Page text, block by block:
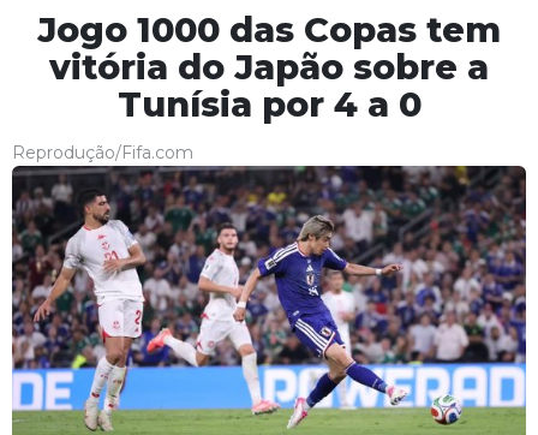
Jogo 1000 das Copas tem
vitória do Japão sobre a
Tunísia por 4 a 0
Reprodução/Fifa.com